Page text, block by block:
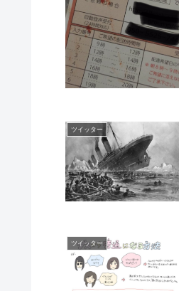
ツイッター
ツイッター